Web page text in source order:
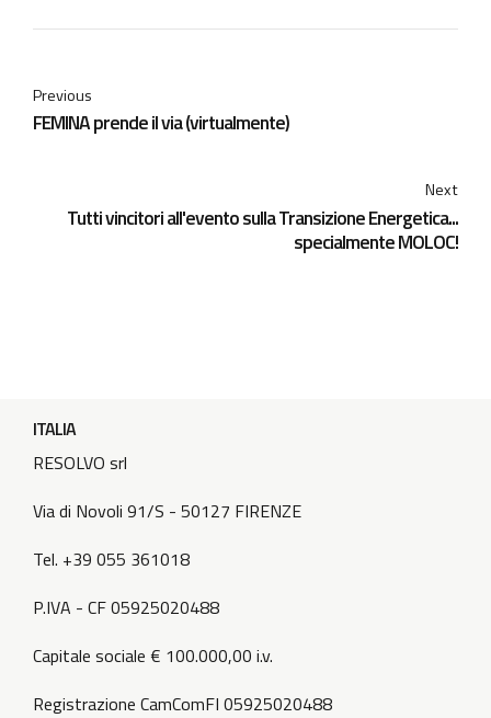
Previous
FEMINA prende il via (virtualmente)
Next
Tutti vincitori all'evento sulla Transizione Energetica...
specialmente MOLOC!
ITALIA
RESOLVO srl
Via di Novoli 91/S - 50127 FIRENZE
Tel. +39 055 361018
P.IVA - CF 05925020488
Capitale sociale € 100.000,00 i.v.
Registrazione CamComFI 05925020488